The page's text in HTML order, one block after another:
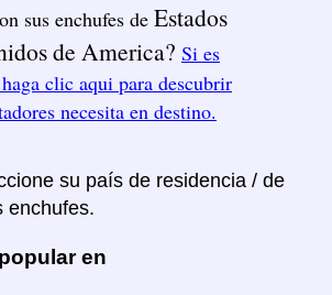
sus enchufes de Estados
de America? Si es
clic aqui para descubrir
necesita en destino.
su país de residencia / de
enchufes.
en